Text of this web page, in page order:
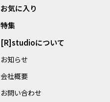
お気に入り
特集
[R]studioについて
お知らせ
会社概要
お問い合わせ